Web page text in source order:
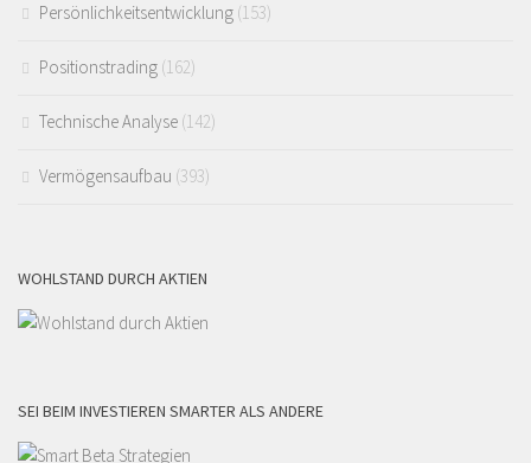
Persönlichkeitsentwicklung (153)
Positionstrading (162)
Technische Analyse (142)
Vermögensaufbau (393)
WOHLSTAND DURCH AKTIEN
SEI BEIM INVESTIEREN SMARTER ALS ANDERE